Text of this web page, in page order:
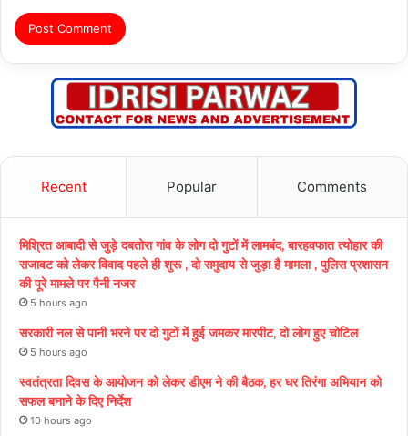
Recent Popular Comments
मिश्रित आबादी से जुड़े दबतोरा गांव के लोग दो गुटों में लामबंद, बारहवफात त्योहार की
सजावट को लेकर विवाद पहले ही शुरू , दो समुदाय से जुड़ा है मामला , पुलिस प्रशासन
की पूरे मामले पर पैनी नजर
5 hours ago
सरकारी नल से पानी भरने पर दो गुटों में हुई जमकर मारपीट, दो लोग हुए चोटिल
5 hours ago
स्वतंत्रता दिवस के आयोजन को लेकर डीएम ने की बैठक, हर घर तिरंगा अभियान को
सफल बनाने के दिए निर्देश
10 hours ago